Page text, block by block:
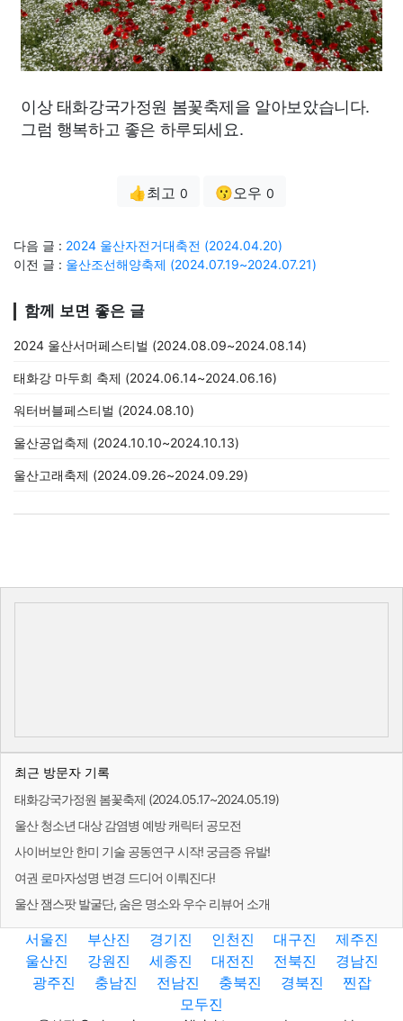
이상 태화강국가정원 봄꽃축제을 알아보았습니다.
그럼 행복하고 좋은 하루되세요.
👍최고 0 😗오우 0
다음 글 : 2024 울산자전거대축전 (2024.04.20)
이전 글 : 울산조선해양축제 (2024.07.19~2024.07.21)
함께 보면 좋은 글
2024 울산서머페스티벌 (2024.08.09~2024.08.14)
태화강 마두희 축제 (2024.06.14~2024.06.16)
워터버블페스티벌 (2024.08.10)
울산공업축제 (2024.10.10~2024.10.13)
울산고래축제 (2024.09.26~2024.09.29)
최근 방문자 기록
태화강국가정원 봄꽃축제 (2024.05.17~2024.05.19)
울산 청소년 대상 감염병 예방 캐릭터 공모전
사이버보안 한미 기술 공동연구 시작! 궁금증 유발!
여권 로마자성명 변경 드디어 이뤄진다!
울산 잼스팟 발굴단, 숨은 명소와 우수 리뷰어 소개
서울진 부산진 경기진 인천진 대구진
제주진
울산진
강원진 세종진 대전진 전북진
경남진
광주진
충남진 전남진 충북진 경북진
찐잡
모두진